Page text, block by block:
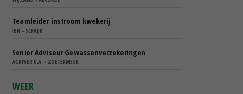
Teamleider instroom kwekerij
IBN - SCHAIJK
Senior Adviseur Gewassenverzekeringen
AGRIVER U.A. - ZOETERMEER
WEER